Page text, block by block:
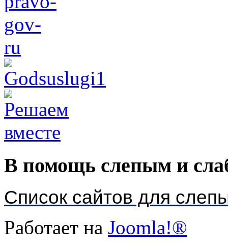
В помощь слепым и
Список сайтов для
Работает на Joomla!®